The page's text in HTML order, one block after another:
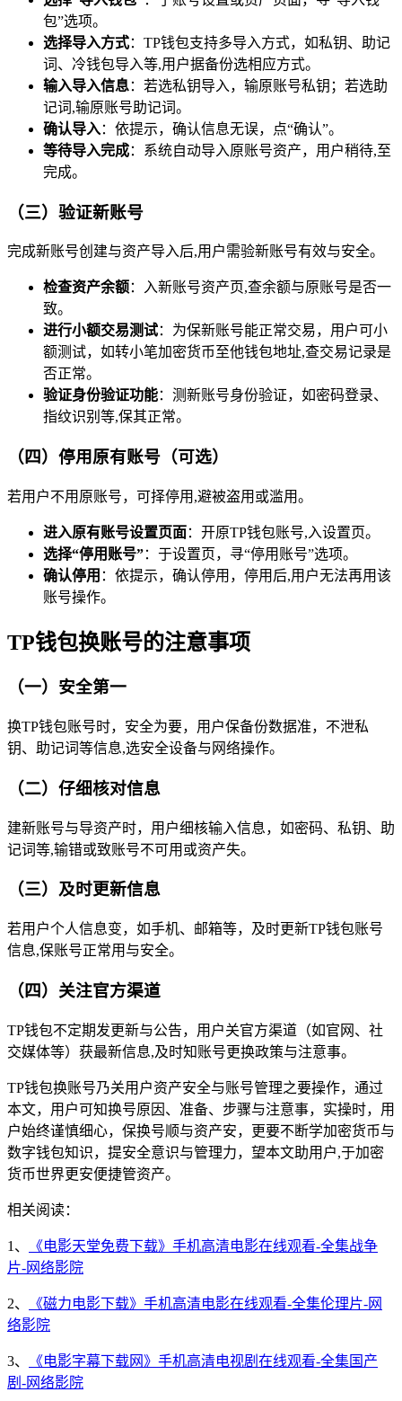
包”选项。
选择导入方式：TP钱包支持多导入方式，如私钥、助记
词、冷钱包导入等,用户据备份选相应方式。
输入导入信息：若选私钥导入，输原账号私钥；若选助
记词,输原账号助记词。
确认导入：依提示，确认信息无误，点“确认”。
等待导入完成：系统自动导入原账号资产，用户稍待,至
完成。
（三）验证新账号
完成新账号创建与资产导入后,用户需验新账号有效与安全。
检查资产余额：入新账号资产页,查余额与原账号是否一
致。
进行小额交易测试：为保新账号能正常交易，用户可小
额测试，如转小笔加密货币至他钱包地址,查交易记录是
否正常。
验证身份验证功能：测新账号身份验证，如密码登录、
指纹识别等,保其正常。
（四）停用原有账号（可选）
若用户不用原账号，可择停用,避被盗用或滥用。
进入原有账号设置页面：开原TP钱包账号,入设置页。
选择“停用账号”：于设置页，寻“停用账号”选项。
确认停用 ：依提示，确认停用，停用后,用户无法再用该
账号操作。
TP钱包换账号的注意事项
（一）安全第一
换TP钱包账号时，安全为要，用户保备份数据准，不泄私
钥、助记词等信息,选安全设备与网络操作。
（二）仔细核对信息
建新账号与导资产时，用户细核输入信息，如密码、私钥、助
记词等,输错或致账号不可用或资产失。
（三）及时更新信息
若用户个人信息变，如手机、邮箱等，及时更新TP钱包账号
信息,保账号正常用与安全。
（四）关注官方渠道
TP钱包不定期发更新与公告，用户关官方渠道（如官网、社
交媒体等）获最新信息,及时知账号更换政策与注意事。
TP钱包换账号乃关用户资产安全与账号管理之要操作，通过
本文，用户可知换号原因、准备、步骤与注意事，实操时，用
户始终谨慎细心，保换号顺与资产安，更要不断学加密货币与
数字钱包知识，提安全意识与管理力，望本文助用户,于加密
货币世界更安便捷管资产。
相关阅读：
1、
《电影天堂免费下载》手机高清电影在线观看-全集战争
片-网络影院
2、
《磁力电影下载》手机高清电影在线观看-全集伦理片-网
络影院
3、
《电影字幕下载网》手机高清电视剧在线观看-全集国产
剧-网络影院